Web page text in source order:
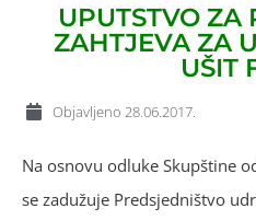
UPUTSTVO ZA
ZAHTJEVA ZA
UŠIT
Objavljeno 28.06.2017.
Na osnovu odluke Skupštine
se zadužuje Predsjedništvo